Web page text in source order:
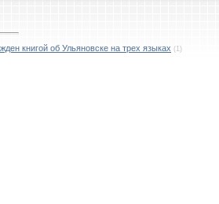
книгой об Ульяновске на трех языках (1)